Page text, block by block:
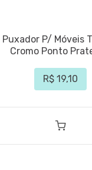
Puxador P/ Móveis
Cromo Ponto
R$ 19,10